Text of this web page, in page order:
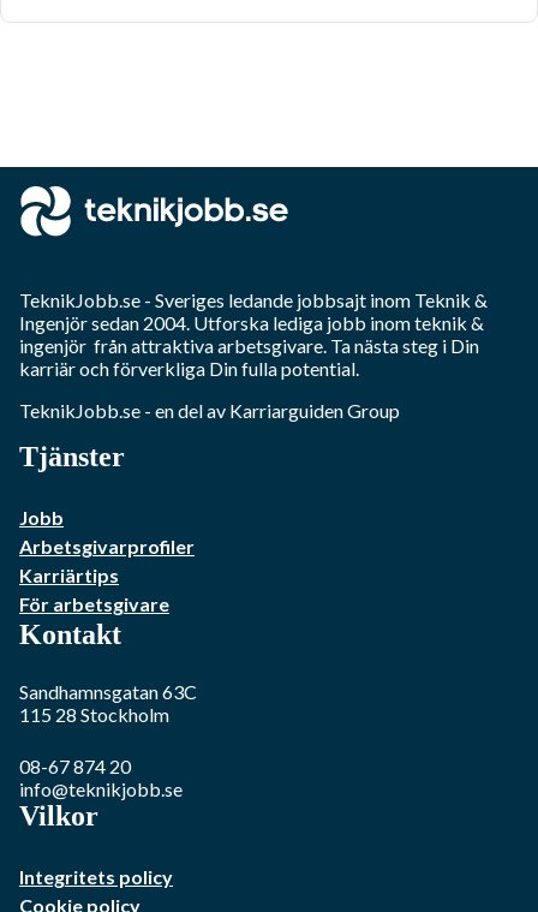
TeknikJobb.se - Sveriges ledande jobbsajt inom Teknik &
Ingenjörsedan 2004. Utforska lediga jobb inomteknik &
ingenjör från attraktiva arbetsgivare. Ta nästa steg i Din
karriär och förverkliga Din fulla potential.
TeknikJobb.se - en del av Karriarguiden Group
Tjänster
Jobb
Arbetsgivarprofiler
Karriärtips
För arbetsgivare
Kontakt
Sandhamnsgatan 63C
115 28 Stockholm
08-67 874 20
info@teknikjobb.se
Vilkor
Integritets policy
Cookie policy